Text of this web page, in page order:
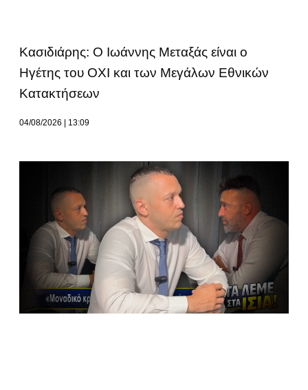
Κασιδιάρης: Ο Ιωάννης Μεταξάς είναι ο
Ηγέτης του ΟΧΙ και των Μεγάλων Εθνικών
Κατακτήσεων
04/08/2026 13:09